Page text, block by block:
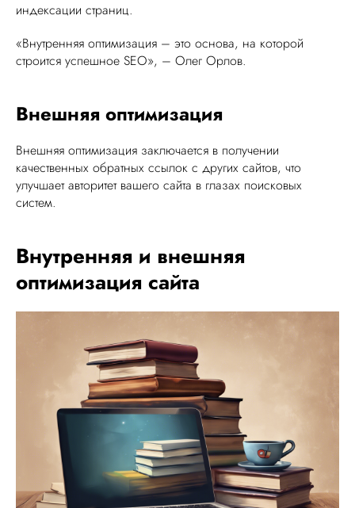
индексации страниц.
«Внутренняя оптимизация – это основа, на которой
строится успешное SEO», – Олег Орлов.
Внешняя оптимизация
Внешняя оптимизация заключается в получении
качественных обратных ссылок с других сайтов, что
улучшает авторитет вашего сайта в глазах поисковых
систем.
Внутренняя и внешняя
оптимизация сайта